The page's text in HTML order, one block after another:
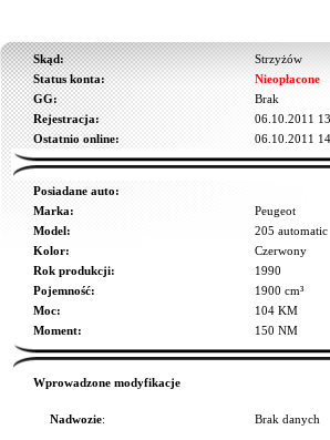
Skąd:
Strzyżów
Status konta:
Nieopłacone
GG:
Brak
Rejestracja:
06.10.2011
Ostatnio online:
06.10.2011
Posiadane auto:
Marka:
Peugeot
Model:
205 automatic
Kolor:
Czerwony
Rok produkcji:
1990
Pojemność:
1900 cm³
Moc:
104 KM
Moment:
150 NM
Wprowadzone modyfikacje
Nadwozie: Brak danych